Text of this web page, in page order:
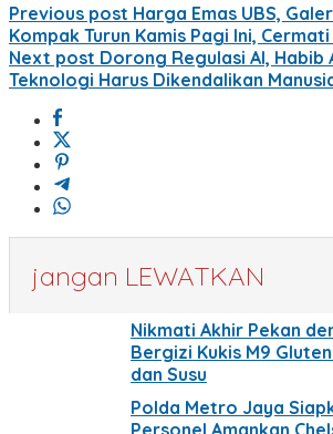
Previous post Harga Emas UBS,
Kompak Turun Kamis Pagi Ini,
Next post Dorong Regulasi AI, Habib
Teknologi Harus Dikendalikan
jangan LEWATKAN
Nikmati Akhir Pekan
Bergizi Kukis M9
dan Susu
Polda Metro Jaya
Personel Amankan